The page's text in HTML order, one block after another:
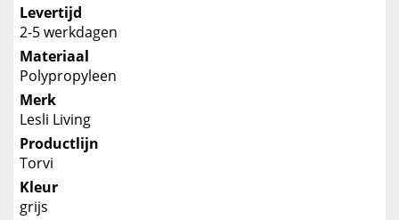
Levertijd
2-5 werkdagen
Materiaal
Polypropyleen
Merk
Lesli Living
Productlijn
Torvi
Kleur
grijs